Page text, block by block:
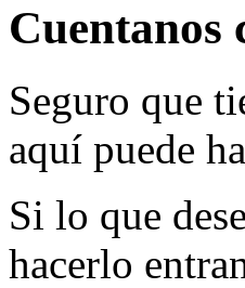
Cuentanos
Seguro que
aquí puede
Si lo que
hacerlo